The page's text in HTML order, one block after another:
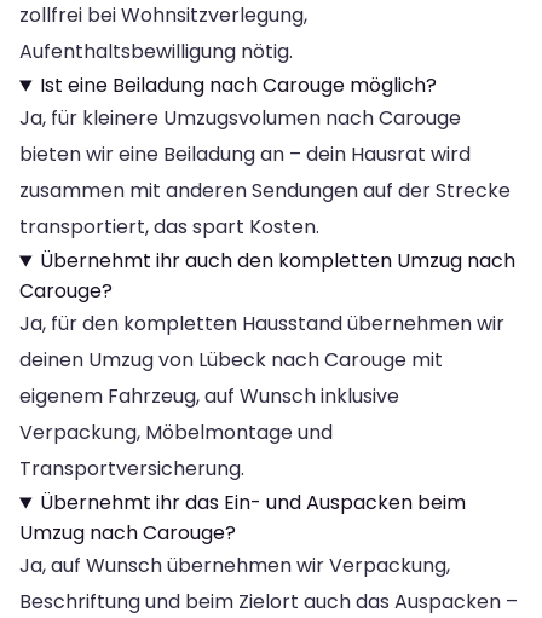
zollfrei bei Wohnsitzverlegung,
Aufenthaltsbewilligung nötig.
Ist eine Beiladung nach Carouge möglich?
Ja, für kleinere Umzugsvolumen nach Carouge
bieten wir eine Beiladung an – dein Hausrat wird
zusammen mit anderen Sendungen auf der Strecke
transportiert, das spart Kosten.
Übernehmt ihr auch den kompletten Umzug nach
Carouge?
Ja, für den kompletten Hausstand übernehmen wir
deinen Umzug von Lübeck nach Carouge mit
eigenem Fahrzeug, auf Wunsch inklusive
Verpackung, Möbelmontage und
Transportversicherung.
Übernehmt ihr das Ein- und Auspacken beim
Umzug nach Carouge?
Ja, auf Wunsch übernehmen wir Verpackung,
Beschriftung und beim Zielort auch das Auspacken –